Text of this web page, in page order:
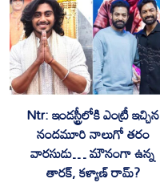
Ntr: ఇండస్ట్రీలోకి ఎంట్రీ ఇచ్చిన
నందమూరి నాలుగో తరం
వారసుడు… మౌనంగా ఉన్న
తారక్, కళ్యాణ్ రామ్?